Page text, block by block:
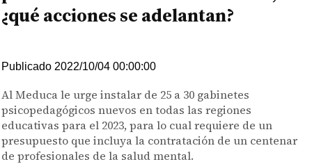
¿qué acciones se adelantan?
Publicado 2022/10/04 00:00:00
Al Meduca le urge instalar de 25 a 30 gabinetes
psicopedagógicos nuevos en todas las regiones
educativas para el 2023, para lo cual requiere de un
presupuesto que incluya la contratación de un centenar
de profesionales de la salud mental.